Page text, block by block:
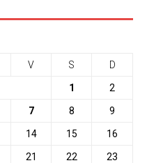
V S D
1 2
7 8 9
14 15 16
21 22 23